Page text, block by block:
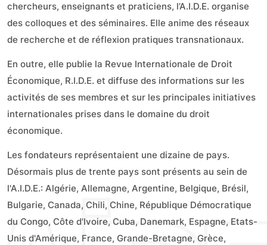
chercheurs, enseignants et praticiens, l’A.I.D.E. organise
des colloques et des séminaires. Elle anime des réseaux
de recherche et de réflexion pratiques transnationaux.
En outre, elle publie la Revue Internationale de Droit
Économique, R.I.D.E. et diffuse des informations sur les
activités de ses membres et sur les principales initiatives
internationales prises dans le domaine du droit
économique.
Les fondateurs représentaient une dizaine de pays.
Désormais plus de trente pays sont présents au sein de
l'A.I.D.E.: Algérie, Allemagne, Argentine, Belgique, Brésil,
Bulgarie, Canada, Chili, Chine, République Démocratique
du Congo, Côte d'Ivoire, Cuba, Danemark, Espagne, Etats-
Unis d'Amérique, France, Grande-Bretagne, Grèce,